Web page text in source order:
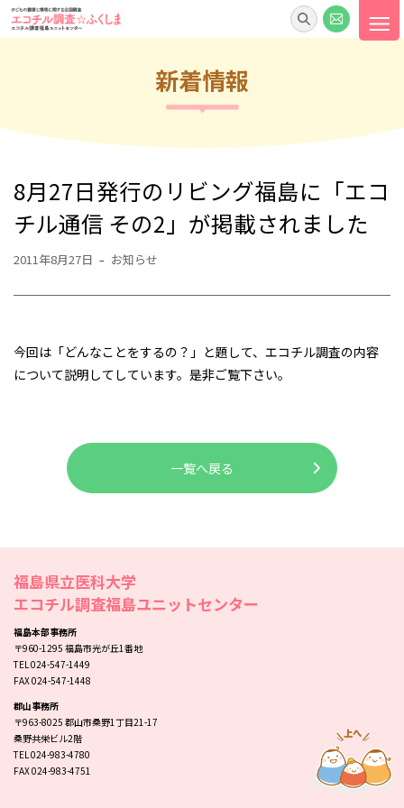
福島ユニットセンター活動報告書
エコチル調査☆ふくしま通信
エコチル調査☆ふくしま動画
サイトマップ
お問い合わせ
関連リンク
新着情報
8月27日発行のリビング福島に「エコ
チル通信 その2」が掲載されました
2011年8月27日 お知らせ
今回は「どんなことをするの？」と題して、エコチル調査の内容
について説明してしています。是非ご覧下さい。
一覧へ戻る
福島県立医科大学
エコチル調査福島ユニットセンター
福島本部事務所
〒960-1295 福島市光が丘1番地
TEL 024-547-1449
FAX 024-547-1448
郡山事務所
〒963-8025 郡山市桑野1丁目21-17
桑野共栄ビル2階
TEL 024-983-4780
FAX 024-983-4751